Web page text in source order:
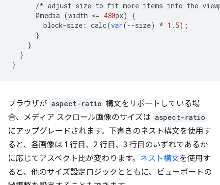
/* adjust size to fit more items into the
@media (width <= 480px)
{
block-size : calc(var(--size) * 1.5);
}
}
}
}
ブラウザが aspect-ratio 構文をサポートしている場
合、メディア スクロール画像のサイズは aspect-ratio
にアップグレードされます。下書きのネスト構文を使用す
ると、各画像は 1 行目、2 行目、3 行目のいずれであるか
に応じてアスペクト比が変わります。 ネスト構文を使用す
ると、他のサイズ設定ロジックとともに、ビューポートの